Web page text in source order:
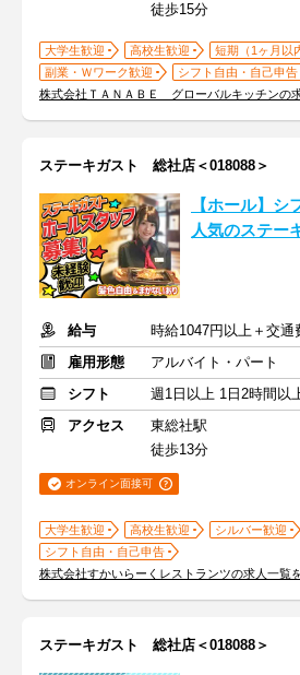
徒歩15分
大学生歓迎 高校生歓迎
短期（1ヶ月以
副業・Ｗワーク歓迎
シフト自由・自己申告
株式会社ＴＡＮＡＢＥ グローバルキッチンの
ステーキガスト 総社店＜018088＞
【ホール】シ
人気のステー
給与
時給1047円以上＋交通
雇用形態
アルバイト・パート
シフト
週1日以上 1日2時間以
アクセス
東総社駅
徒歩13分
オンライン面接可
大学生歓迎 高校生歓迎 シルバー歓迎
シフト自由・自己申告
株式会社すかいらーくレストランツの求人一覧
ステーキガスト 総社店＜018088＞